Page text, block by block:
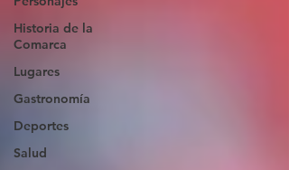
Historia de la
Comarca
Lugares
Gastronomía
Deportes
Salud